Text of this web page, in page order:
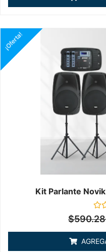
Kit Parlante
en
de
5
¡Oferta!
$